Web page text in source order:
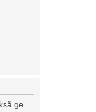
ge